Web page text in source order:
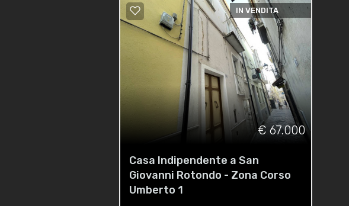
IN VENDITA
€ 67.000
Casa Indipendente a San
Giovanni Rotondo - Zona Corso
Umberto 1